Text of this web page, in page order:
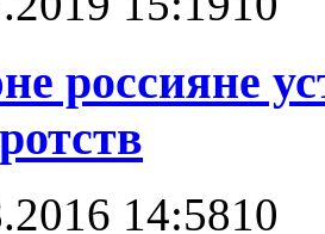
россияне
14:5810